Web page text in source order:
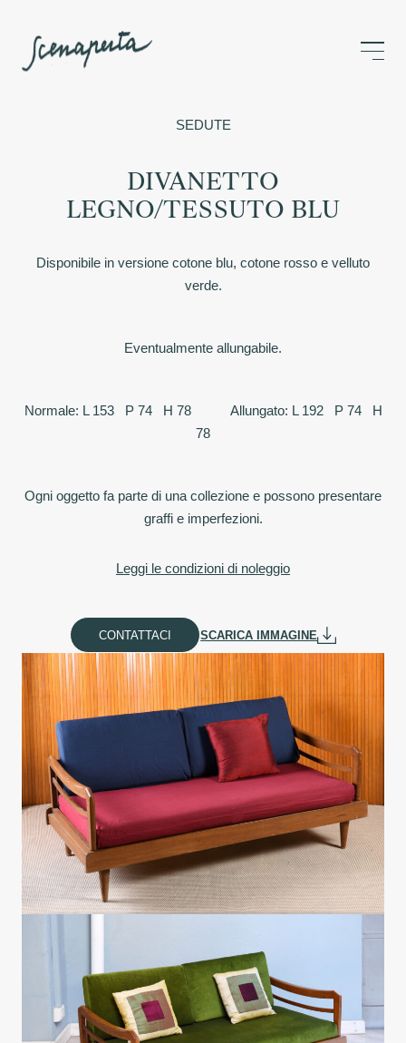
SEDUTE
DIVANETTO
LEGNO/TESSUTO BLU
Disponibile in versione cotone blu, cotone rosso e velluto
verde.
Eventualmente allungabile.
Normale: L 153 P 74 H 78 Allungato: L 192 P 74 H
78
Ogni oggetto fa parte di una collezione e possono presentare
graffi e imperfezioni.
Leggi le condizioni di noleggio
CONTATTACI SCARICA IMMAGINE